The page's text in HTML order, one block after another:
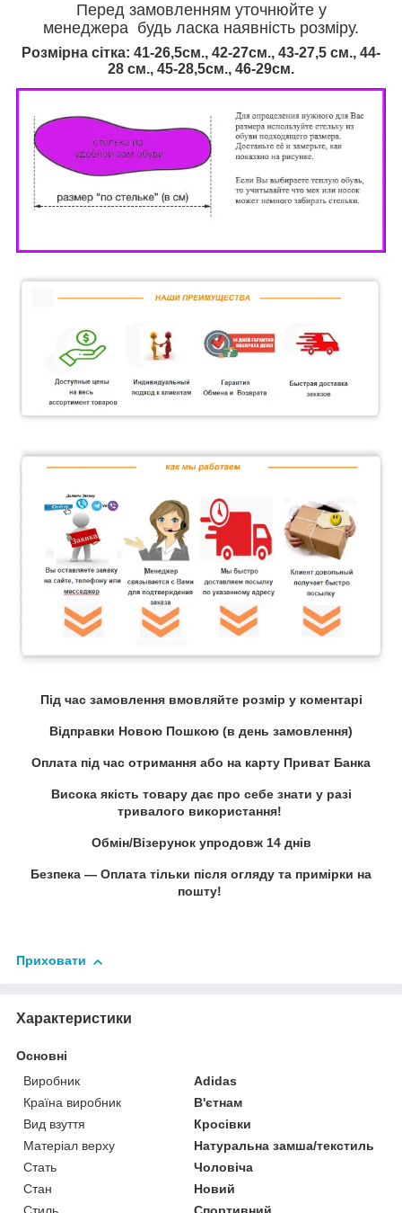
Перед замовленням уточнюйте у
менеджера будь ласка наявність розміру.
Розмірна сітка: 41-26,5см., 42-27см., 43-27,5 см., 44-
28 см., 45-28,5см., 46-29см.
Під час замовлення вмовляйте розмір у коментарі
Відправки Новою Пошкою (в день замовлення)
Оплата під час отримання або на карту Приват Банка
Висока якість товару дає про себе знати у разі
тривалого використання!
Обмін/Візерунок упродовж 14 днів
Безпека — Оплата тільки після огляду та примірки на
пошту!
Приховати
Характеристики
Основні
Виробник
Adidas
Країна виробник
В'єтнам
Вид взуття
Кросівки
Матеріал верху
Натуральна замша/текстиль
Стать
Чоловіча
Стан
Новий